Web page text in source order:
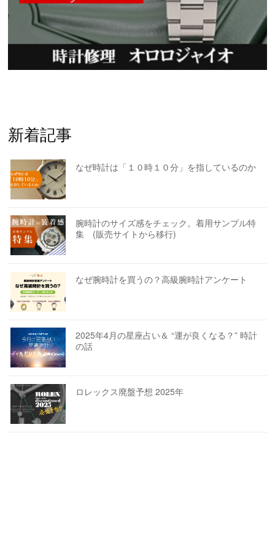
新着記事
なぜ時計は「１０時１０分」を指しているのか
腕時計のサイズ感をチェック。着用サンプル特
集 (販売サイトから移行)
なぜ腕時計を買うの？高級腕時計アンケート
2025年4月の星座占い＆ “運が良くなる？” 時計
の話
ロレックス廃盤予想 2025年